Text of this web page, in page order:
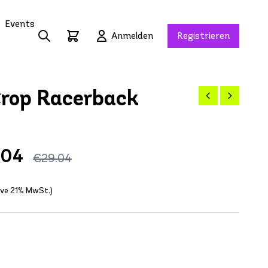
Events
Anmelden Registrieren
Racerback
€29.04
21% MwSt.)